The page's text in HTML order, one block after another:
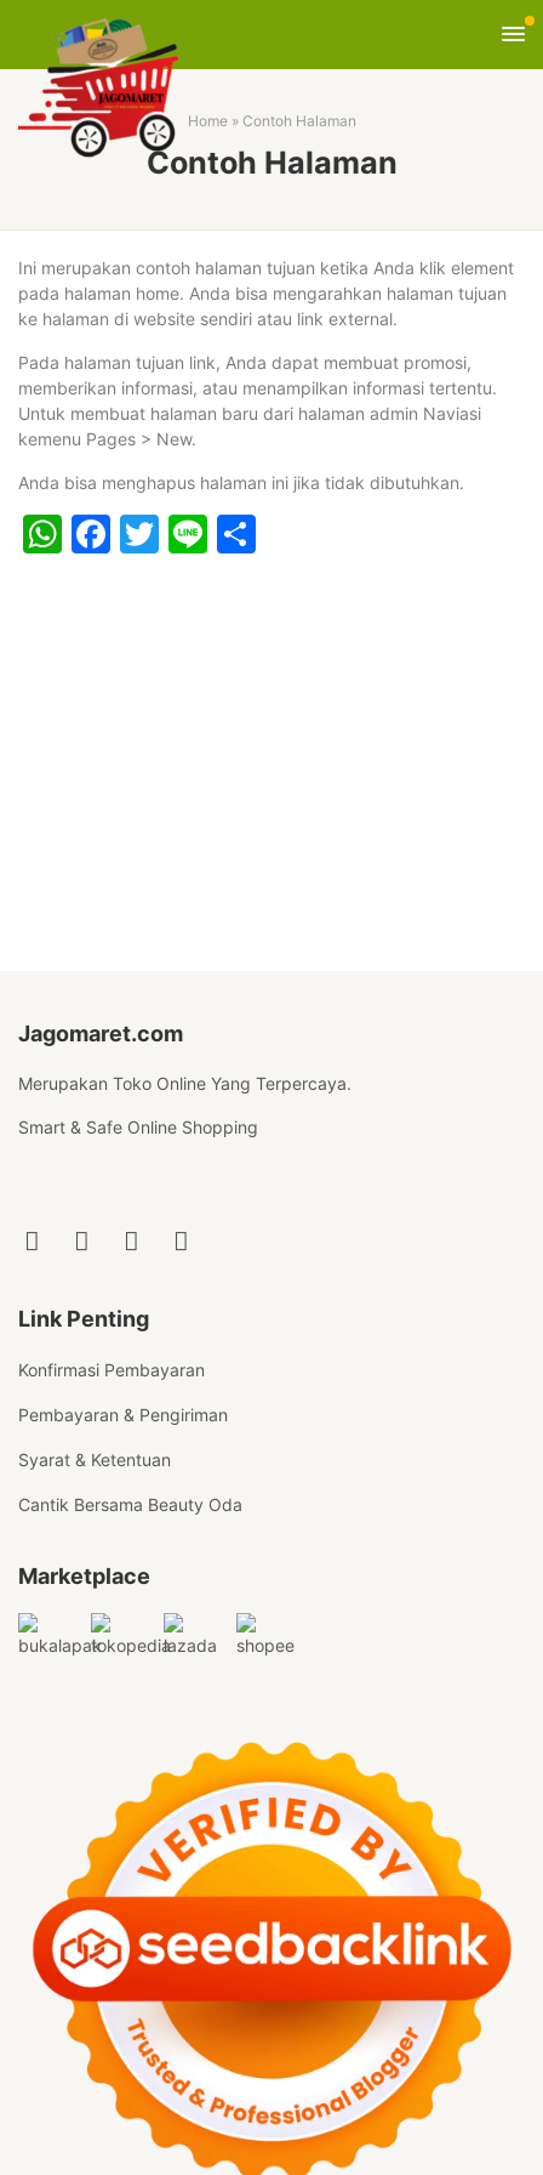
Home» Contoh Halaman
Contoh Halaman
Ini merupakan contoh halaman tujuan ketika Anda klik element
pada halaman home. Anda bisa mengarahkan halaman tujuan
ke halaman di website sendiri atau link external.
Pada halaman tujuan link, Anda dapat membuat promosi,
memberikan informasi, atau menampilkan informasi tertentu.
Untuk membuat halaman baru dari halaman admin Naviasi
kemenu Pages > New.
Anda bisa menghapus halaman ini jika tidak dibutuhkan.
WhatsApp
Facebook
Twitter
Line
Jagomaret.com
Merupakan Toko Online Yang Terpercaya.
Smart & Safe Online Shopping
Link Penting
Konfirmasi Pembayaran
Pembayaran & Pengiriman
Syarat & Ketentuan
Cantik Bersama Beauty Oda
Marketplace